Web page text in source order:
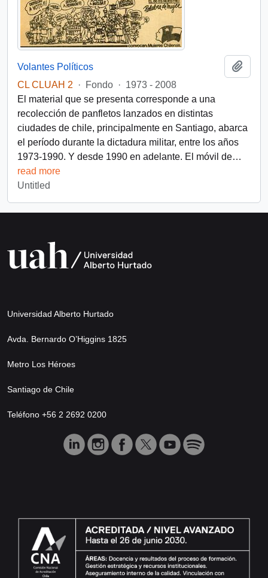
Volantes Políticos
CL CLUAH 2
· Fondo · 1973 - 2008
El material que se presenta corresponde a una
recolección de panfletos lanzados en distintas
ciudades de chile, principalmente en Santiago, abarca
el período durante la dictadura militar, entre los años
1973-1990. Y desde 1990 en adelante. El móvil de…
read more
Untitled
Universidad Alberto Hurtado
Avda. Bernardo O’Higgins 1825
Metro Los Héroes
Santiago de Chile
Teléfono +56 2 2692 0200